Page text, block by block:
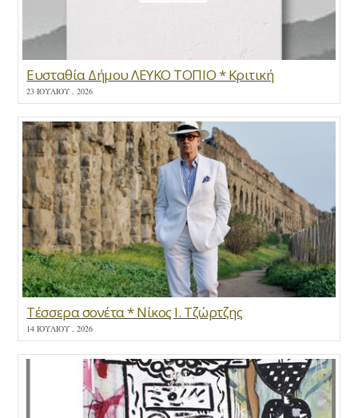
Ευσταθία Δήμου ΛΕΥΚΟ ΤΟΠΙΟ * Κριτική
23 ΙΟΥΛΊΟΥ , 2026
Τέσσερα σονέτα * Νίκος Ι. Τζώρτζης
14 ΙΟΥΛΊΟΥ , 2026